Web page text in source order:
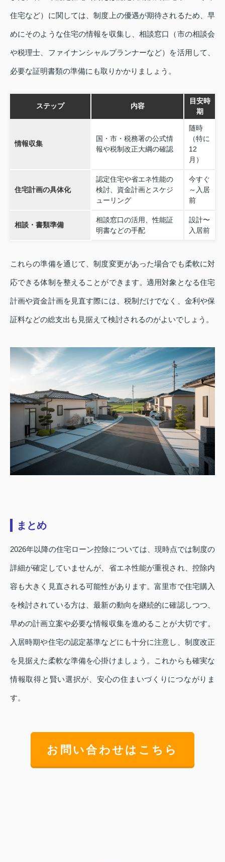
住宅など）に関しては、制度上の優遇が期待されるため、早
めにそのような住宅の情報を収集し、相談窓口（市の相談会
や税理士、ファイナンシャルプランナーなど）を活用して、
必要な証明書類の準備にも取りかかりましょう。
ステップ 内容
目安時
期
情報収集
国・市・税務署の公式情
報や税制改正大綱の確認
随時
（特に
12
月）
住宅計画の具体化
認定住宅や省エネ性能の
検討、資金計画とスケジ
ューリング
今すぐ
～入居
前
相談・書類準備
相談窓口の活用、性能証
明書などの手配
設計〜
入居前
これらの準備を通じて、制度変更があった場合でも柔軟に対
応できる体制を整えることができます。適用対象となる住宅
計画や資金計画を見直す際には、税制だけでなく、金利や保
証料などの総支出も見据えて検討されるのがよいでしょう。
まとめ
2026年以降の住宅ローン控除については、現時点では制度の
詳細が確定していませんが、省エネ性能が重視され、控除内
容も大きく見直される可能性があります。富里市で住宅購入
を検討されている方は、最新の動向を継続的に確認しつつ、
早めの計画立案や必要な情報収集を進めることが大切です。
入居時期や住宅の認定基準などにも十分に注意し、制度改正
を見据えた柔軟な準備を心掛けましょう。これからも確実な
情報取得と賢い選択が、安心の住まいづくりにつながりま
す。
お問い合わせはこちら